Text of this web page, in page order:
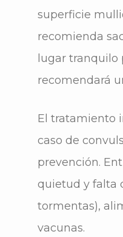
superficie
recomienda
lugar
recomendará
El tratamiento
caso de
prevención.
quietud y falta
tormentas),
vacunas.